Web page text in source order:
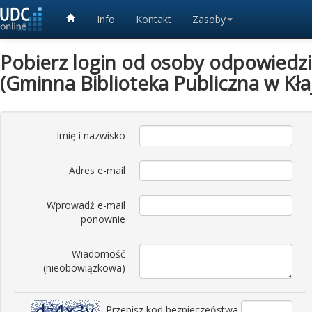
Info Kontakt Zasoby
Pobierz login od osoby
(Gminna Biblioteka Publiczna w
Imię i nazwisko
Adres e-mail
Wprowadź e-mail
ponownie
Wiadomość
(nieobowiązkowa)